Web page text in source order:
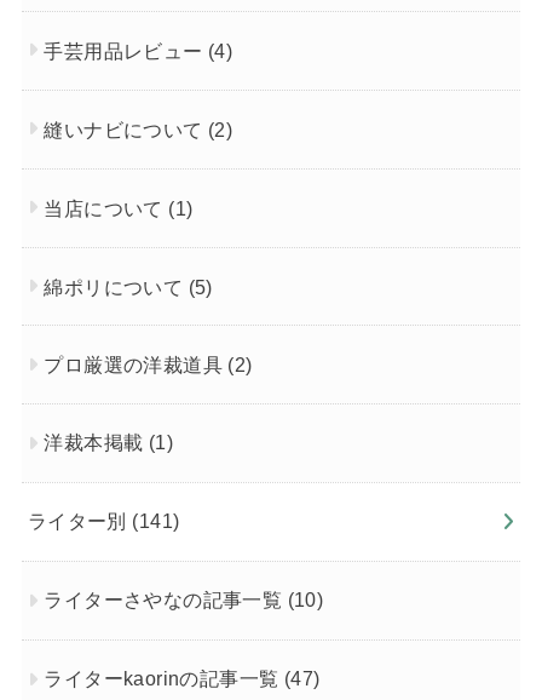
手芸用品レビュー (4)
縫いナビについて (2)
当店について (1)
綿ポリについて (5)
プロ厳選の洋裁道具 (2)
洋裁本掲載 (1)
ライター別 (141)
ライターさやなの記事一覧 (10)
ライターkaorinの記事一覧 (47)